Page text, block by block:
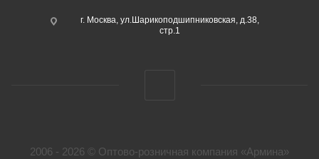
г. Москва, ул.Шарикоподшипниковская, д.38,
стр.1
2006 - 2026 © Оптово-розничная компания «Армина»